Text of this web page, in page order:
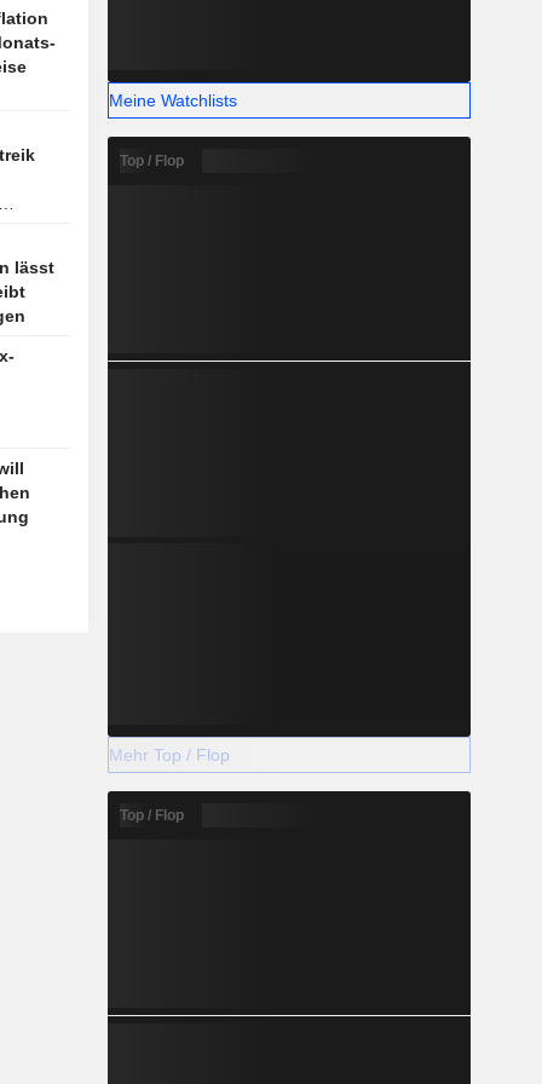
lässt
Meine Watchlists
Top / Flop
Mehr Top / Flop
Top / Flop